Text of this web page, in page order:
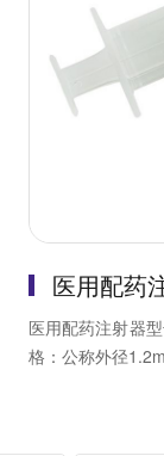
医用配药
医用配药注射器
格：公称外径